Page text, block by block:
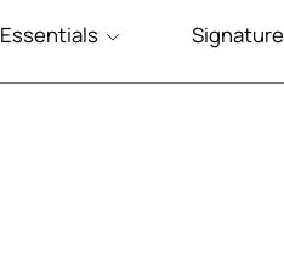
Essentials Signature